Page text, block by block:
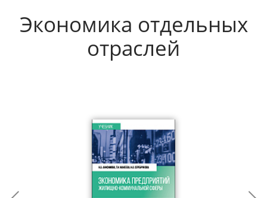
Экономика отдельных
отраслей